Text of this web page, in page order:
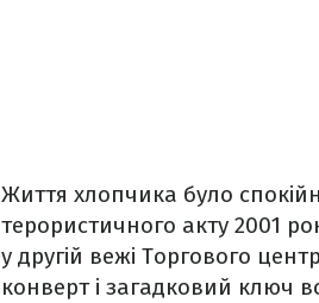
Життя хлопчика було
терористичного акту 2001
у другій вежі Торгового
конверт і загадковий ключ